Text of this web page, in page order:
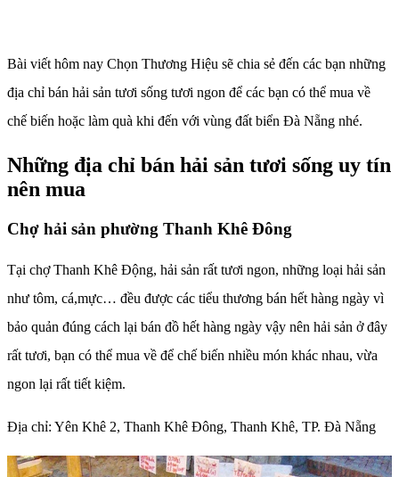
Bài viết hôm nay Chọn Thương Hiệu sẽ chia sẻ đến các bạn những
địa chỉ bán hải sản tươi sống tươi ngon để các bạn có thể mua về
chế biến hoặc làm quà khi đến với vùng đất biển Đà Nẵng nhé.
Những địa chỉ bán hải sản tươi sống uy tín
nên mua
Chợ hải sản phường Thanh Khê Đông
Tại chợ Thanh Khê Động, hải sản rất tươi ngon, những loại hải sản
như tôm, cá,mực… đều được các tiểu thương bán hết hàng ngày vì
bảo quản đúng cách lại bán đồ hết hàng ngày vậy nên hải sản ở đây
rất tươi, bạn có thể mua về để chế biến nhiều món khác nhau, vừa
ngon lại rất tiết kiệm.
Địa chỉ: Yên Khê 2, Thanh Khê Đông, Thanh Khê, TP. Đà Nẵng